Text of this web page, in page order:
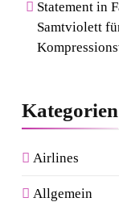
Statement in
Samtviolett
Kategorien
Airlines
Allgemein